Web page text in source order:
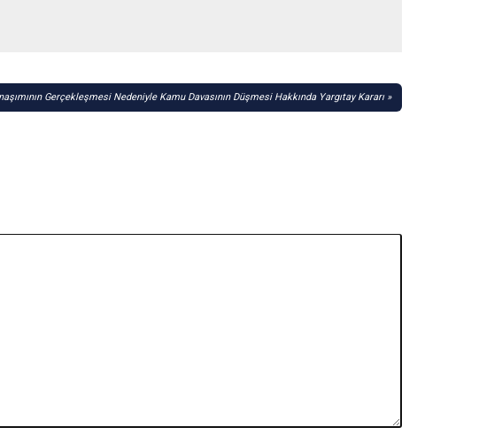
Gerçekleşmesi Nedeniyle Kamu Davasının Düşmesi Hakkında Yargıtay Kararı